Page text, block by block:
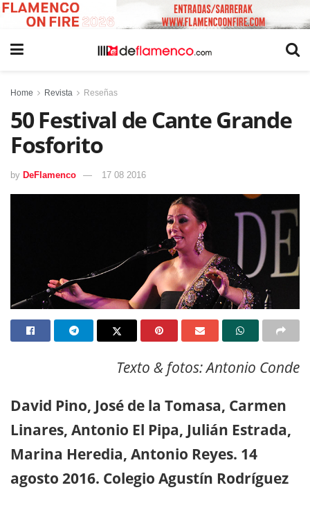
Home Revista Reseñas
50 Festival de Cante Grande
Fosforito
by DeFlamenco 17 08 2016
Texto & fotos: Antonio Conde
David Pino, José de la Tomasa, Carmen
Linares, Antonio El Pipa, Julián Estrada,
Marina Heredia, Antonio Reyes. 14
agosto 2016. Colegio Agustín Rodríguez